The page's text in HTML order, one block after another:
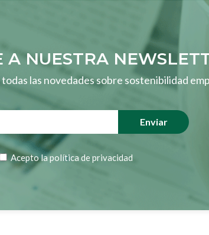
A NUESTRA
todas las novedades sobre sostenibilidad
Acepto lapolítica de privacidad